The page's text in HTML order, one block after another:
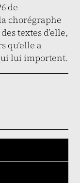
de
chorégraphe
textes d’elle,
qu’elle a
lui importent.